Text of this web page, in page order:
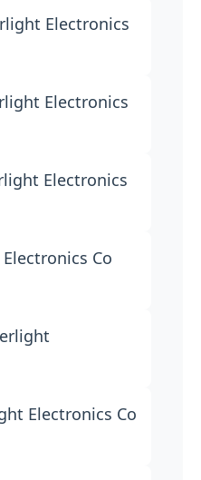
Electronics
Electronics
Electronics
Co
Electronics Co